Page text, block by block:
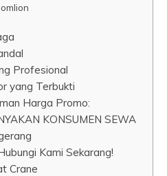
Profesional
yang Terbukti
Harga Promo:
KONSUMEN SEWA
Kami Sekarang!
Crane